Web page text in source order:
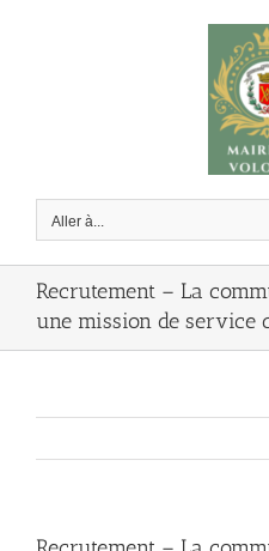
Aller à...
Recrutement – La
une mission de service